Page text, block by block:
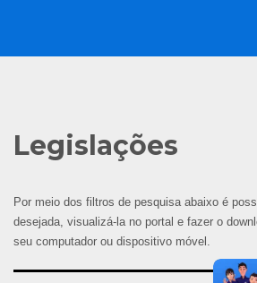
Legislações
Por meio dos filtros de pesquisa abaixo é
desejada, visualizá-la no portal e fazer o
seu computador ou dispositivo móvel.